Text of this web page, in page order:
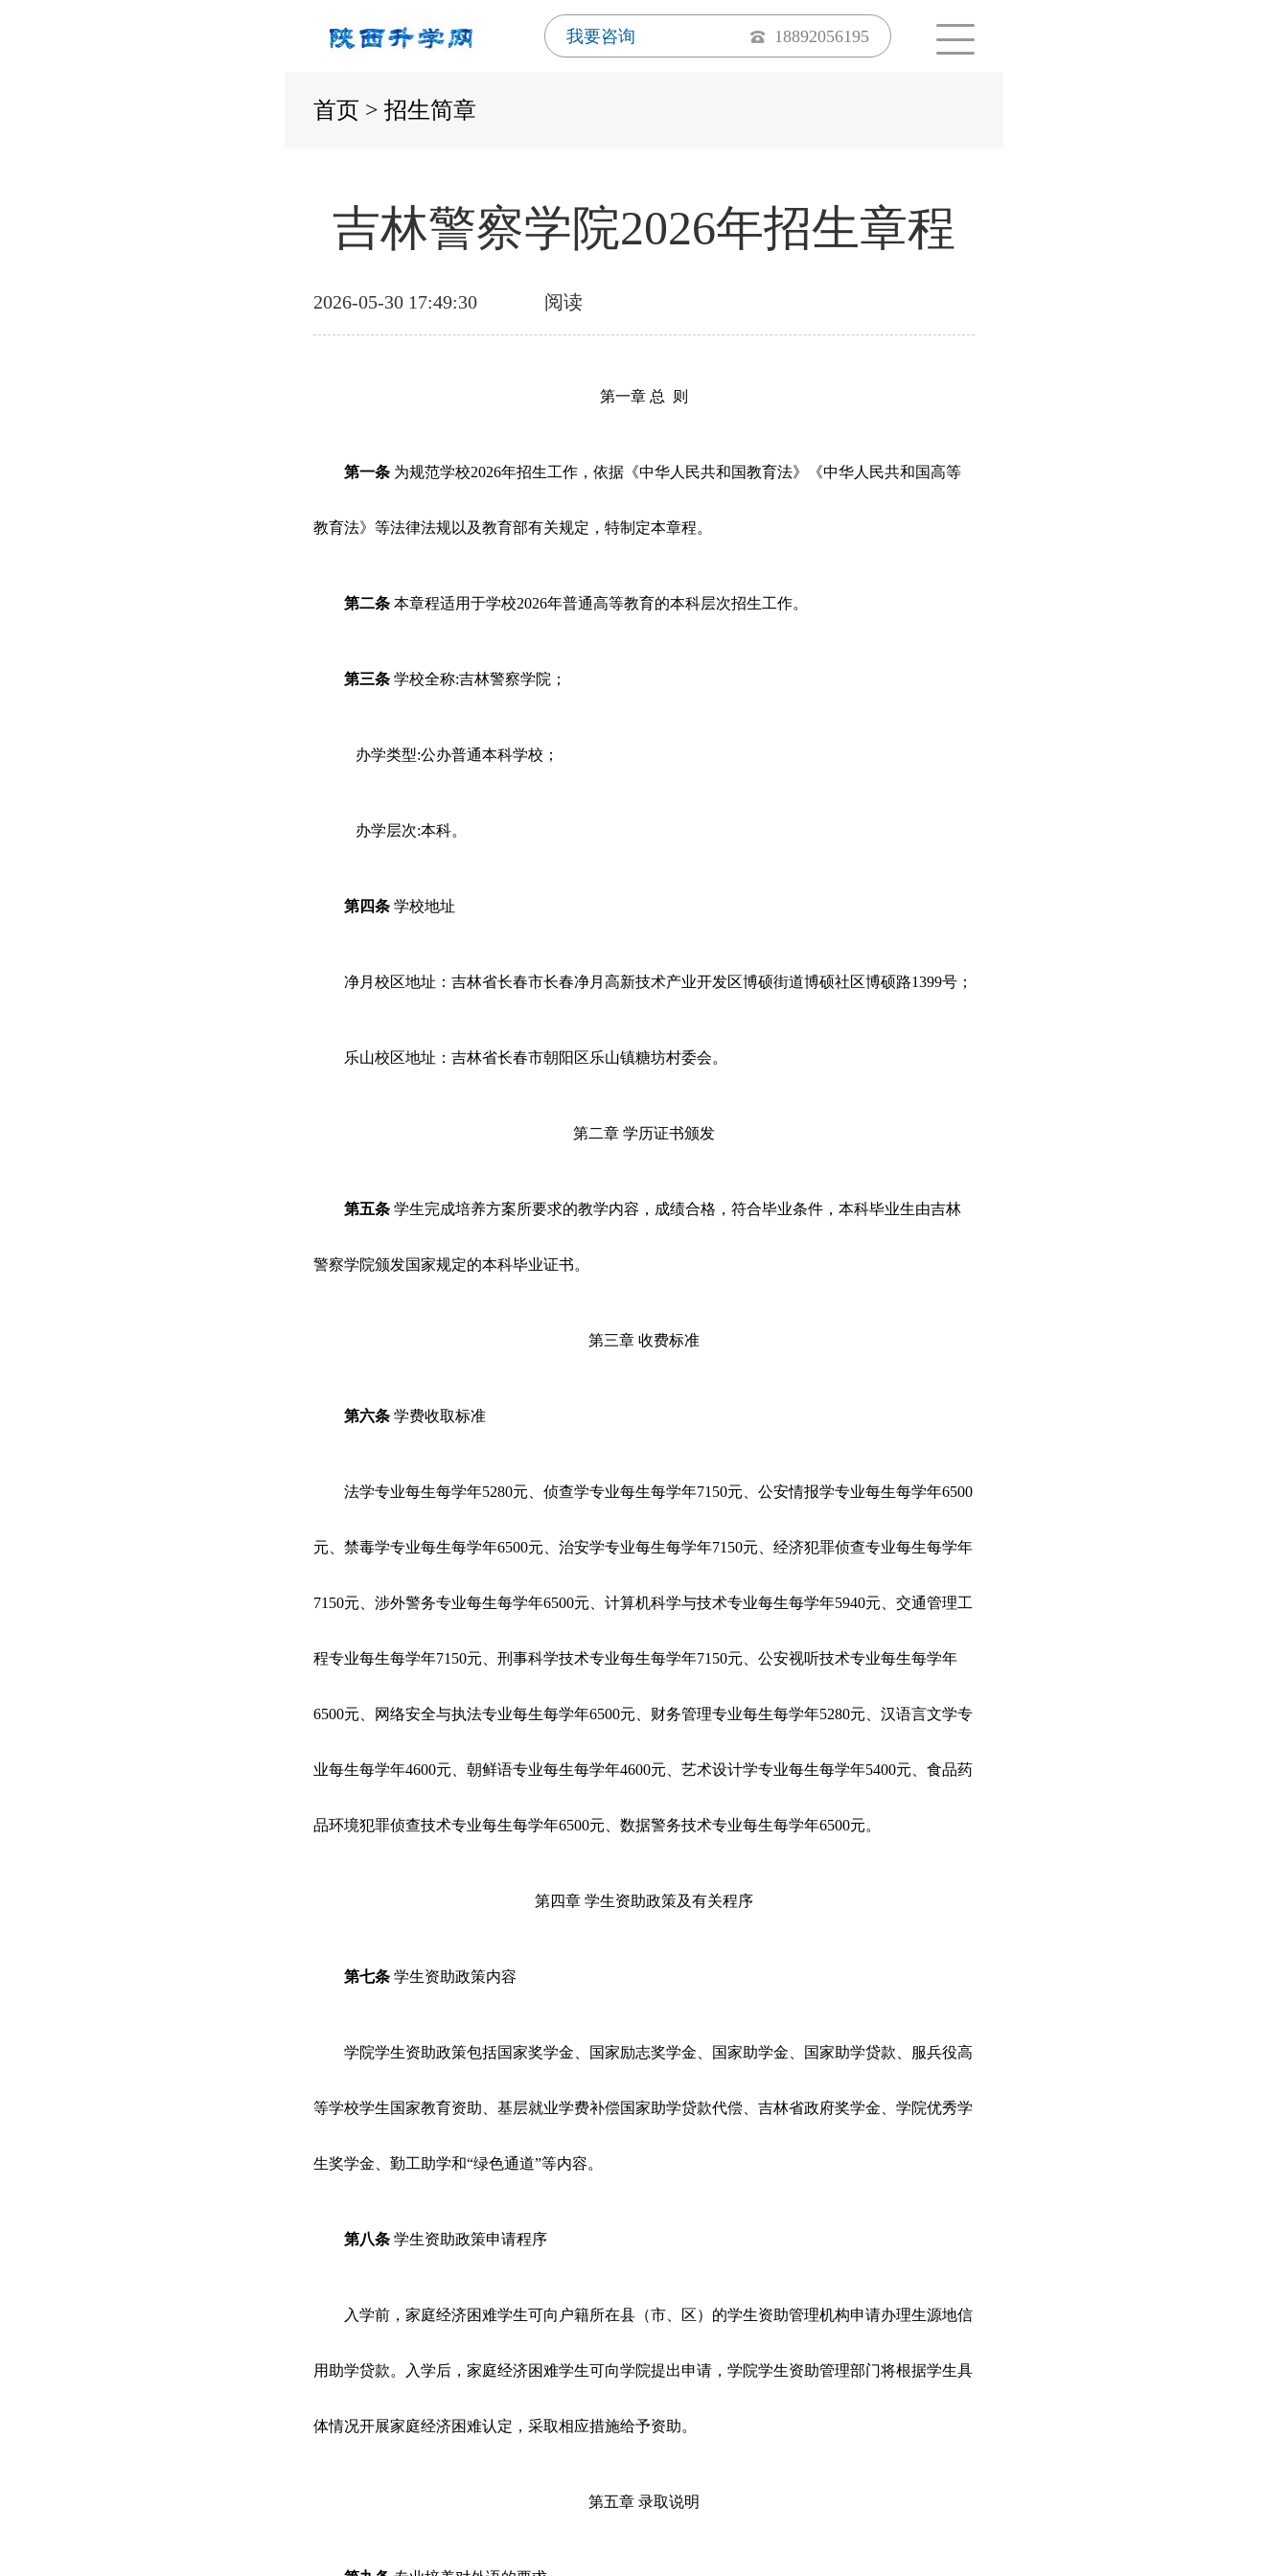
我要咨询 18892056195
首页 > 招生简章
吉林警察学院2026年招生章程
2026-05-30 17:49:30 阅读
第一章 总 则
第一条 为规范学校2026年招生工作，依据《中华人民共和国教育法》《中华人民共和国高等
教育法》等法律法规以及教育部有关规定，特制定本章程。
第二条 本章程适用于学校2026年普通高等教育的本科层次招生工作。
第三条 学校全称:吉林警察学院；
办学类型:公办普通本科学校；
办学层次:本科。
第四条 学校地址
净月校区地址：吉林省长春市长春净月高新技术产业开发区博硕街道博硕社区博硕路1399号；
乐山校区地址：吉林省长春市朝阳区乐山镇糖坊村委会。
第二章 学历证书颁发
第五条 学生完成培养方案所要求的教学内容，成绩合格，符合毕业条件，本科毕业生由吉林
警察学院颁发国家规定的本科毕业证书。
第三章 收费标准
第六条 学费收取标准
法学专业每生每学年5280元、侦查学专业每生每学年7150元、公安情报学专业每生每学年6500
元、禁毒学专业每生每学年6500元、治安学专业每生每学年7150元、经济犯罪侦查专业每生每学年
7150元、涉外警务专业每生每学年6500元、计算机科学与技术专业每生每学年5940元、交通管理工
程专业每生每学年7150元、刑事科学技术专业每生每学年7150元、公安视听技术专业每生每学年
6500元、网络安全与执法专业每生每学年6500元、财务管理专业每生每学年5280元、汉语言文学专
业每生每学年4600元、朝鲜语专业每生每学年4600元、艺术设计学专业每生每学年5400元、食品药
品环境犯罪侦查技术专业每生每学年6500元、数据警务技术专业每生每学年6500元。
第四章 学生资助政策及有关程序
第七条 学生资助政策内容
学院学生资助政策包括国家奖学金、国家励志奖学金、国家助学金、国家助学贷款、服兵役高
等学校学生国家教育资助、基层就业学费补偿国家助学贷款代偿、吉林省政府奖学金、学院优秀学
生奖学金、勤工助学和“绿色通道”等内容。
第八条 学生资助政策申请程序
入学前，家庭经济困难学生可向户籍所在县（市、区）的学生资助管理机构申请办理生源地信
用助学贷款。入学后，家庭经济困难学生可向学院提出申请，学院学生资助管理部门将根据学生具
体情况开展家庭经济困难认定，采取相应措施给予资助。
第五章 录取说明